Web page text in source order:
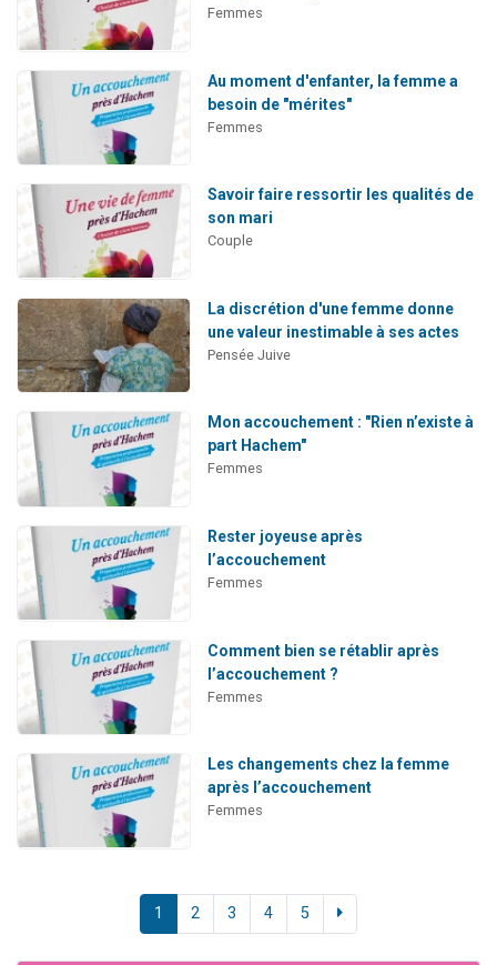
Femmes
Au moment d'enfanter, la femme a
besoin de "mérites"
Femmes
Savoir faire ressortir les qualités de
son mari
Couple
La discrétion d'une femme donne
une valeur inestimable à ses actes
Pensée Juive
Mon accouchement : "Rien n’existe à
part Hachem"
Femmes
Rester joyeuse après
l’accouchement
Femmes
Comment bien se rétablir après
l’accouchement ?
Femmes
Les changements chez la femme
après l’accouchement
Femmes
1 2 3 4 5